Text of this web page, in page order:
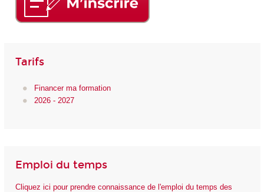
Tarifs
Financer ma formation
2026 - 2027
Emploi du temps
Cliquez ici pour prendre connaissance de l'emploi du temps des